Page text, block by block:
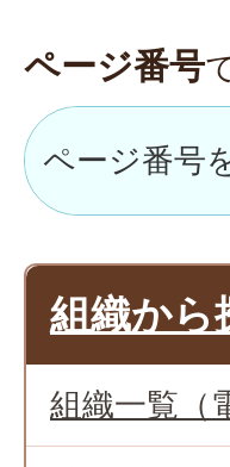
ページ番号
組織から
組織一覧（